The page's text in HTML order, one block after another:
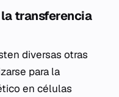
transferencia
diversas otras
para la
en células